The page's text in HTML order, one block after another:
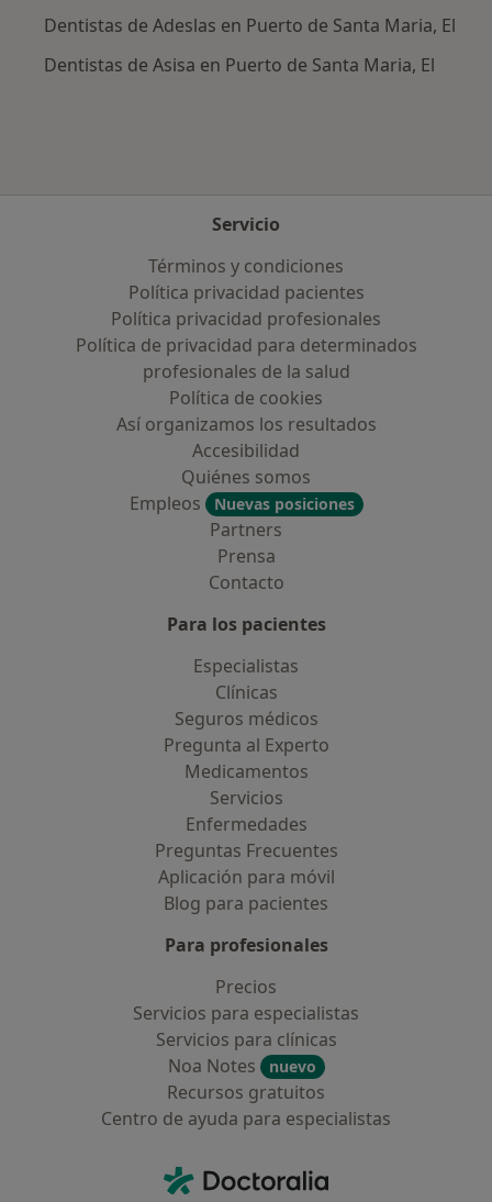
Dentistas de Adeslas en Puerto de Santa Maria, El
Dentistas de Asisa en Puerto de Santa Maria, El
Servicio
Términos y condiciones
Política privacidad pacientes
Política privacidad profesionales
Política de privacidad para determinados
profesionales de la salud
Política de cookies
Así organizamos los resultados
Accesibilidad
Quiénes somos
Empleos
Nuevas posiciones
Partners
Prensa
Contacto
Para los pacientes
Especialistas
Clínicas
Seguros médicos
Pregunta al Experto
Medicamentos
Servicios
Enfermedades
Preguntas Frecuentes
Aplicación para móvil
Blog para pacientes
Para profesionales
Precios
Servicios para especialistas
Servicios para clínicas
Noa Notes
nuevo
Recursos gratuitos
Centro de ayuda para especialistas
Doctoralia - Página de inicio